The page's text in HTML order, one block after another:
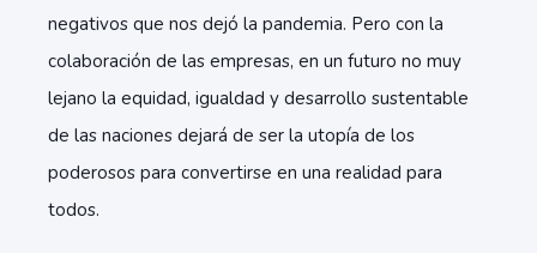
negativos que nos dejó la pandemia. Pero con la
colaboración de las empresas, en un futuro no muy
lejano la equidad, igualdad y desarrollo sustentable
de las naciones dejará de ser la utopía de los
poderosos para convertirse en una realidad para
todos.